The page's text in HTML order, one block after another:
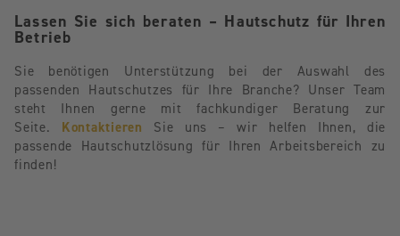
Lassen Sie sich beraten – Hautschutz für Ihren
Betrieb
Sie benötigen Unterstützung bei der Auswahl des
passenden Hautschutzes für Ihre Branche? Unser Team
steht Ihnen gerne mit fachkundiger Beratung zur
Seite. Kontaktieren
Sie uns – wir helfen Ihnen, die
passende Hautschutzlösung für Ihren Arbeitsbereich zu
finden!